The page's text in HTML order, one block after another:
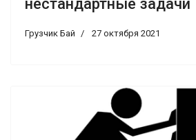
нестандартные задачи
Грузчик Бай 27 октября 2021